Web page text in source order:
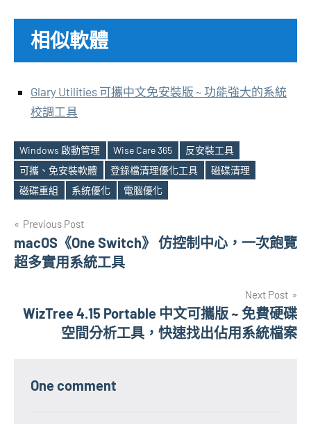
相似軟體
Glary Utilities 可攜中文免安裝版 ~ 功能強大的系統
校調工具
Tags
Windows 啟動管理 Wise Care 365
反安裝工具
可攜、免安裝軟體
登錄檔清理優化工具
磁碟清理
磁碟重組
系統優化 電腦優化
文
章
覽
Previous Post
macOS《One Switch》 仿控制中心，一次飽覽
超多實用系統工具
Next Post
WizTree 4.15 Portable 中文可攜版 ~ 免費硬碟
空間分析工具，快速找出佔用系統檔案
One comment